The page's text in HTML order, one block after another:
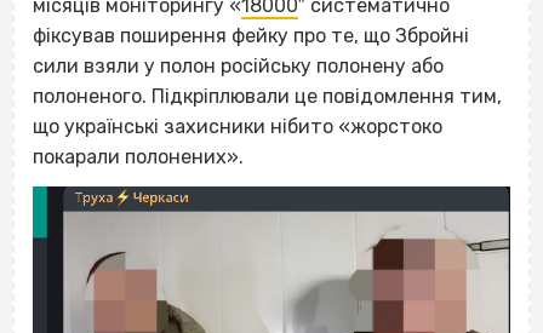
місяців моніторингу «18000″ систематично
фіксував поширення фейку про те, що Збройні
сили взяли у полон російську полонену або
полоненого. Підкріплювали це повідомлення тим,
що українські захисники нібито «жорстоко
покарали полонених».